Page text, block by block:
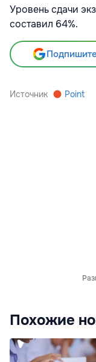
Уровень сдачи
составил 64%.
Источник Point
Похожие